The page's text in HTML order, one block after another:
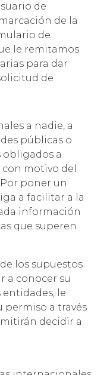
de
de la
de
le remitamos
para dar
de
a nadie, a
públicas o
obligados a
motivo del
poner un
a facilitar a la
información
que superen
los supuestos
a conocer su
le
permiso a través
decidir a